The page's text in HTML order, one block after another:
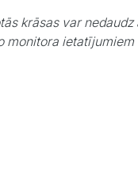
krāsas var nedaudz
monitora ietatījumiem